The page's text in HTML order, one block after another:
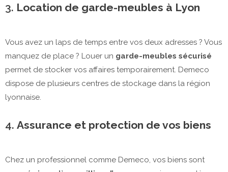
3. Location de garde-meubles à Lyon
Vous avez un laps de temps entre vos deux adresses ? Vous
manquez de place ? Louer un garde-meubles sécurisé
permet de stocker vos affaires temporairement. Demeco
dispose de plusieurs centres de stockage dans la région
lyonnaise.
4. Assurance et protection de vos biens
Chez un professionnel comme Demeco, vos biens sont